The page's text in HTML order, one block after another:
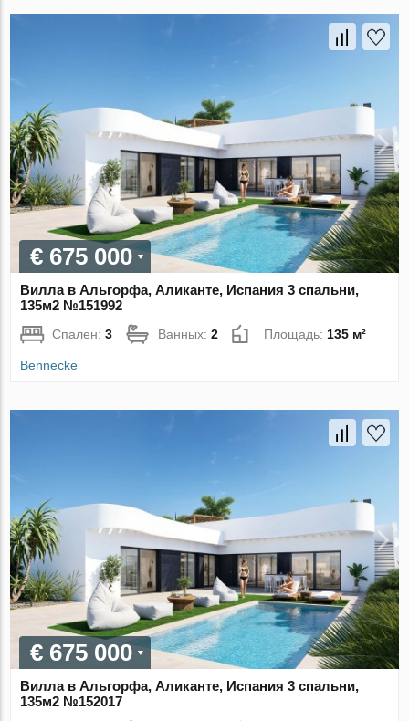
€ 675 000
Вилла в Альгорфа, Аликанте, Испания 3 спальни,
135м2 №151992
Спален:3 Ванных:2 Площадь: 135 м²
Bennecke
€ 675 000
Вилла в Альгорфа, Аликанте, Испания 3 спальни,
135м2 №152017